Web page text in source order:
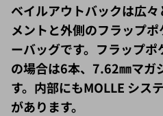
ベイルアウトバックは広
メントと外側のフラップ
ーバッグです。フラップ
の場合は6本、7.62㎜マガ
す。内部にもMOLLE シス
があります。